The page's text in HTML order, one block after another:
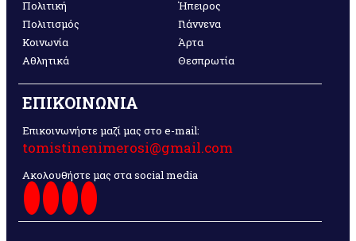
Πολιτική
Πολιτισμός
Κοινωνία
Αθλητικά
Ήπειρος
Γιάννενα
Άρτα
Θεσπρωτία
ΕΠΙΚΟΙΝΩΝΙΑ
Επικοινωνήστε μαζί μας στο e-mail:
tomistinenimerosi@gmail.com
Ακολουθήστε μας στα social media